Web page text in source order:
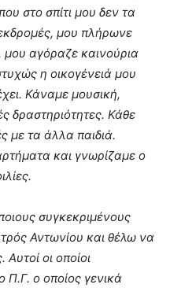
στο σπίτι μου δεν τα
μου πλήρωνε
μου αγόραζε καινούρια
η οικογένειά μου
Κάναμε μουσική,
δραστηριότητες. Κάθε
με τα άλλα παιδιά.
και γνωρίζαμε ο
συγκεκριμένους
Αντωνίου και θέλω να
οι οποίοι
Π.Γ. ο οποίος γενικά